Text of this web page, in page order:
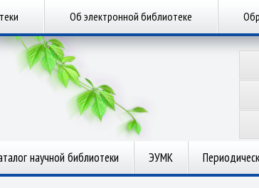
Об электронной библиотеке
научной библиотеки ЭУМК